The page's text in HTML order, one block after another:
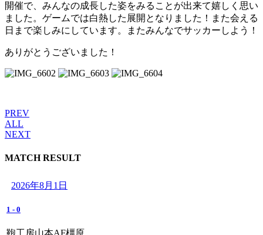
開催で、みんなの成長した姿をみることが出来て嬉しく思い
ました。ゲームでは白熱した展開となりました！また会える
日まで楽しみにしています。またみんなでサッカーしよう！
ありがとうございました！
PREV
ALL
NEXT
MATCH RESULT
2026年8月1日
1 - 0